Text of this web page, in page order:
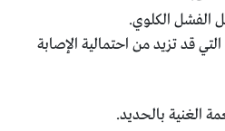
التي قد تزيد من احتمالية الإصابة
الغنية بالحديد.